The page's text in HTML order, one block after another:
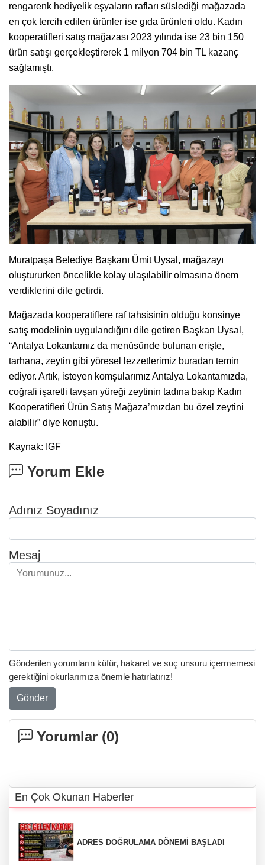
rengarenk hediyelik eşyaların rafları süslediği mağazada
en çok tercih edilen ürünler ise gıda ürünleri oldu. Kadın
kooperatifleri satış mağazası 2023 yılında ise 23 bin 150
ürün satışı gerçekleştirerek 1 milyon 704 bin TL kazanç
sağlamıştı.
Muratpaşa Belediye Başkanı Ümit Uysal, mağazayı
oluştururken öncelikle kolay ulaşılabilir olmasına önem
verdiklerini dile getirdi.
Mağazada kooperatiflere raf tahsisinin olduğu konsinye
satış modelinin uygulandığını dile getiren Başkan Uysal,
“Antalya Lokantamız da menüsünde bulunan erişte,
tarhana, zeytin gibi yöresel lezzetlerimiz buradan temin
ediyor. Artık, isteyen komşularımız Antalya Lokantamızda,
coğrafi işaretli tavşan yüreği zeytinin tadına bakıp Kadın
Kooperatifleri Ürün Satış Mağaza’mızdan bu özel zeytini
alabilir” diye konuştu.
Kaynak: IGF
Yorum Ekle
Adınız Soyadınız
Mesaj
Gönderilen yorumların küfür, hakaret ve suç unsuru içermemesi
gerektiğini okurlarımıza önemle hatırlatırız!
Gönder
Yorumlar (0)
En Çok Okunan Haberler
ADRES DOĞRULAMA DÖNEMİ BAŞLADI